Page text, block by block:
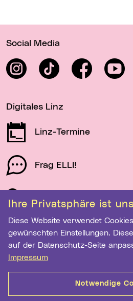
Ihre Privatsphäre ist
Diese Website verwendet Cookies. Bitte wählen Sie Ihre
gewünschten Einstellungen.
auf der Datenschutz-Seite
Impressum
Notwendige
Social Media
InstagramTikTok FacebookYouTube
Digitales Linz
Linz-Termine
Frag ELLI!
Schau auf Linz
Newsletter-Anmeldung
E-Mail-Adresse eingeben
Anmelden